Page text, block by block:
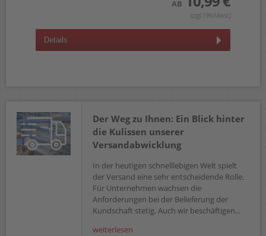
AB
(zzgl.19% Mwst.)
Details
Der Weg zu Ihnen: Ein Blick hinter
die Kulissen unserer
Versandabwicklung
In der heutigen schnelllebigen Welt spielt
der Versand eine sehr entscheidende Rolle.
Für Unternehmen wachsen die
Anforderungen bei der Belieferung der
Kundschaft stetig. Auch wir beschäftigen...
weiterlesen